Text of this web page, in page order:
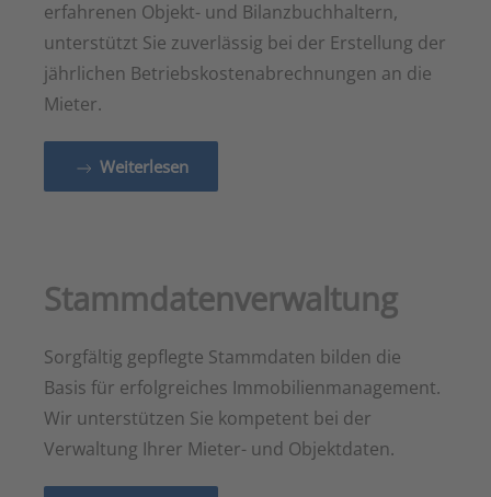
erfahrenen Objekt- und Bilanzbuchhaltern,
unterstützt Sie zuverlässig bei der Erstellung der
jährlichen Betriebskostenabrechnungen an die
Mieter.
Weiterlesen
Stammdatenverwaltung
Sorgfältig gepflegte Stammdaten bilden die
Basis für erfolgreiches Immobilienmanagement.
Wir unterstützen Sie kompetent bei der
Verwaltung Ihrer Mieter- und Objektdaten.